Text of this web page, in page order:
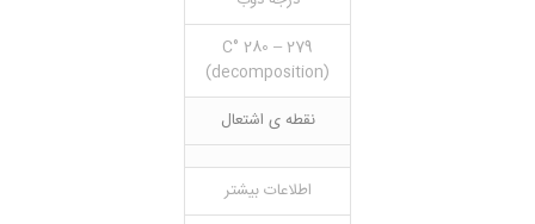
279 – 280 °C
(decomposition)
نقطه ی اشتعال
اطلاعات بیشتر